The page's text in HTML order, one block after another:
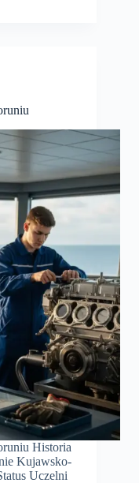
Historia
Kujawsko-
Uczelni